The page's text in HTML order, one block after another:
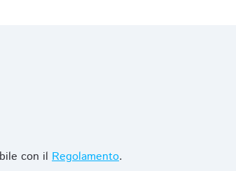
con il Regolamento.